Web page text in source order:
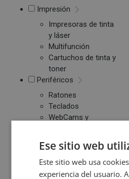
Impresión
Impresoras de tinta
y láser
Multifunción
Cartuchos de tinta y
toner
Periféricos
Ratones
Teclados
WebCams y
Almacenamiento
de Memoria
Discos duros
Ese sitio web
Este sitio web usa
experiencia del usuario.